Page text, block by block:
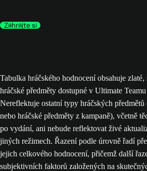
Zahrajte si
Tabulka hráčského hodnocení obsahuje
hráčské předměty dostupné v Ultimate
Nereflektuje ostatní typy hráčských
nebo hráčské předměty z kampaně), včetně
po vydání, ani nebude reflektovat živé
jiných režimech. Řazení podle úrovně řadí
jejich celkového hodnocení, přičemž další
subjektivních faktorů založených na